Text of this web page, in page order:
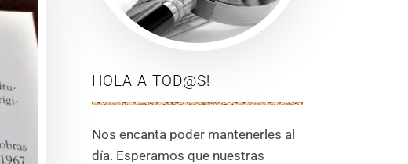
HOLA A TOD@S!
Nos encanta poder mantenerles al
día. Esperamos que nuestras